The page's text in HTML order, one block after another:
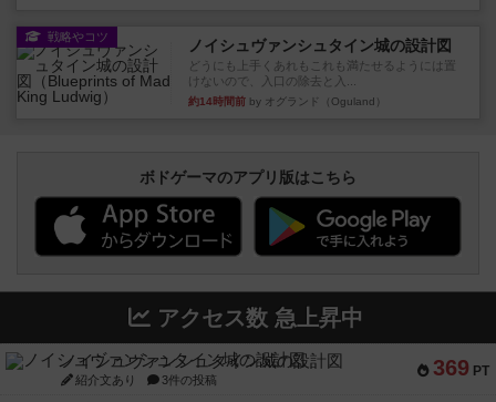
戦略やコツ ノイシュヴァンシュタイン城の設計図
どうにも上手くあれもこれも満たせるようには置
けないので、入口の除去と入...
約14時間前 by オグランド（Oguland）
ボドゲーマのアプリ版はこちら
アクセス数 急上昇中
369 PT
ノイシュヴァンシュタイン城の設計図
紹介文あり 3件の投稿